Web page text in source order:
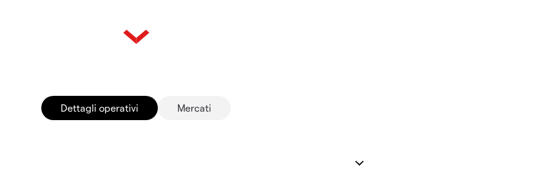
Dettagli operativi Mercati